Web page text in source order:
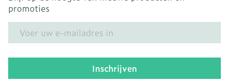
promoties
Inschrijven